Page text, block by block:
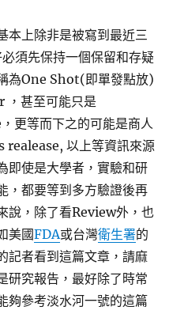
本上除非是被寫到最近三
須先保持一個保留和存疑
為One Shot(即單發點放)
，甚至可能只是
更等而下之的可能是商人
realease, 以上等資訊來源
即使是大學者，實驗和研
，都要等到多方驗證後再
說，除了看Review外，也
美國FDA或台灣衛生署的
記者看到這篇文章，請麻
研究報告，最好除了時常
夠參考淡水河一號的這篇